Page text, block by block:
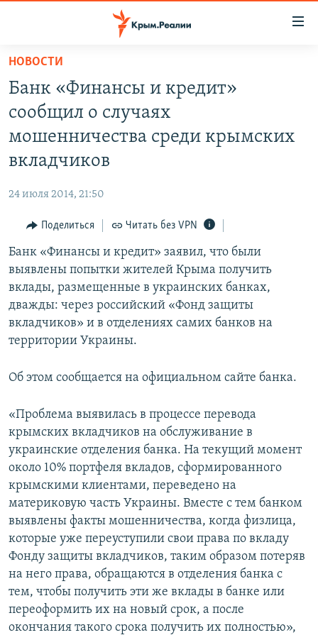
Вернуться
основному
содержанию
главной
Вернутся
поиску
СПЕЦПРОЕКТЫ
ИНФОГРАФИКА
ТЕЛЕПРОЕКТ КРЫМ.РЕАЛИИ
ПРОПАВШИЕ БЕЗ ВЕСТИ
ПОБЕДИТЕЛЕЙ НЕ СУДЯТ?
ELIFBE
УКРАИНСКАЯ ПРОБЛЕМА КРЫМА
РАДІО СВОБОДА
КАК ОБОЙТИ БЛОКИРОВКУ
Українською
Qırımtatar
ПРИСОЕДИНЯЙТЕСЬ!
Все сайты RFE/RL
НОВОСТИ
Банк «Финансы и кредит»
сообщил о случаях
мошенничества среди крымских
вкладчиков
24 июля 2014, 21:50
Поделиться Читать без VPN
Банк «Финансы и кредит» заявил, что были
выявлены попытки жителей Крыма получить
вклады, размещенные в украинских банках,
дважды: через российский «Фонд защиты
вкладчиков» и в отделениях самих банков на
территории Украины.
Об этом сообщается на официальном сайте банка.
«Проблема выявилась в процессе перевода
крымских вкладчиков на обслуживание в
украинские отделения банка. На текущий момент
около 10% портфеля вкладов, сформированного
крымскими клиентами, переведено на
материковую часть Украины. Вместе с тем банком
выявлены факты мошенничества, когда физлица,
которые уже переуступили свои права по вкладу
Фонду защиты вкладчиков, таким образом потеряв
на него права, обращаются в отделения банка с
тем, чтобы получить эти же вклады в банке или
переоформить их на новый срок, а после
окончания такого срока получить их полностью»,